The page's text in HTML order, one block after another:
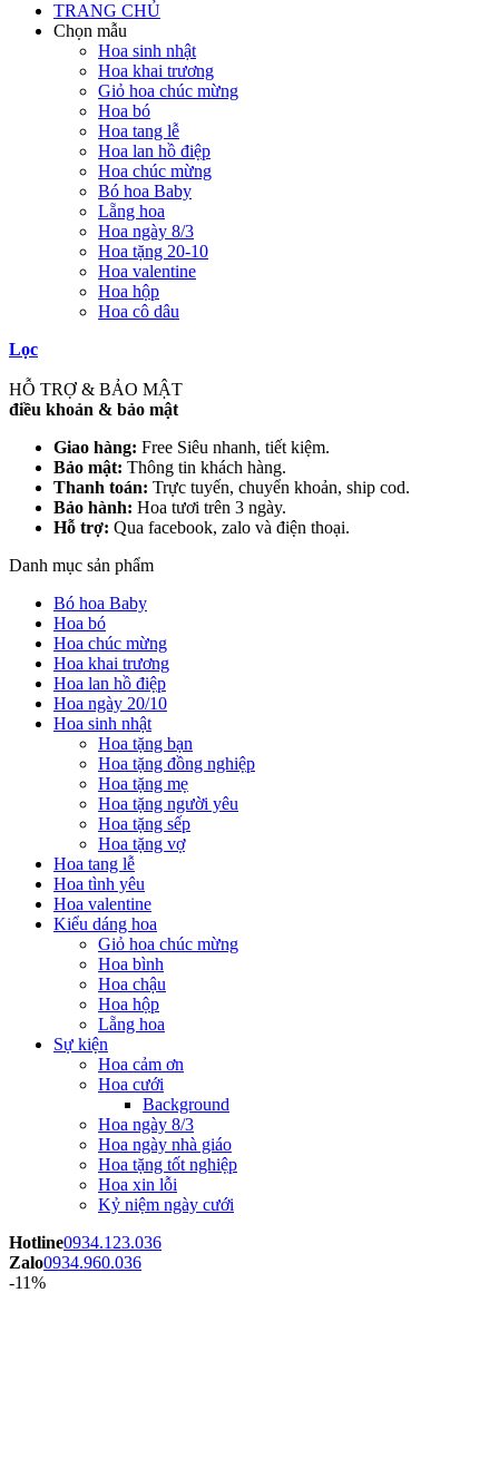
TRANG CHỦ
Chọn mẫu
Hoa sinh nhật
Hoa khai trương
Giỏ hoa chúc mừng
Hoa bó
Hoa tang lễ
Hoa lan hồ điệp
Hoa chúc mừng
Bó hoa Baby
Lẵng hoa
Hoa ngày 8/3
Hoa tặng 20-10
Hoa valentine
Hoa hộp
Hoa cô dâu
Lọc
HỖ TRỢ & BẢO MẬT
điều khoản & bảo mật
Giao hàng: Free Siêu nhanh, tiết kiệm.
Bảo mật: Thông tin khách hàng.
Thanh toán: Trực tuyến, chuyển khoản, ship cod.
Bảo hành: Hoa tươi trên 3 ngày.
Hỗ trợ: Qua facebook, zalo và điện thoại.
Danh mục sản phẩm
Bó hoa Baby
Hoa bó
Hoa chúc mừng
Hoa khai trương
Hoa lan hồ điệp
Hoa ngày 20/10
Hoa sinh nhật
Hoa tặng bạn
Hoa tặng đồng nghiệp
Hoa tặng mẹ
Hoa tặng người yêu
Hoa tặng sếp
Hoa tặng vợ
Hoa tang lễ
Hoa tình yêu
Hoa valentine
Kiểu dáng hoa
Giỏ hoa chúc mừng
Hoa bình
Hoa chậu
Hoa hộp
Lẵng hoa
Sự kiện
Hoa cảm ơn
Hoa cưới
Background
Hoa ngày 8/3
Hoa ngày nhà giáo
Hoa tặng tốt nghiệp
Hoa xin lỗi
Kỷ niệm ngày cưới
Hotline0934.123.036
Zalo0934.960.036
-11%